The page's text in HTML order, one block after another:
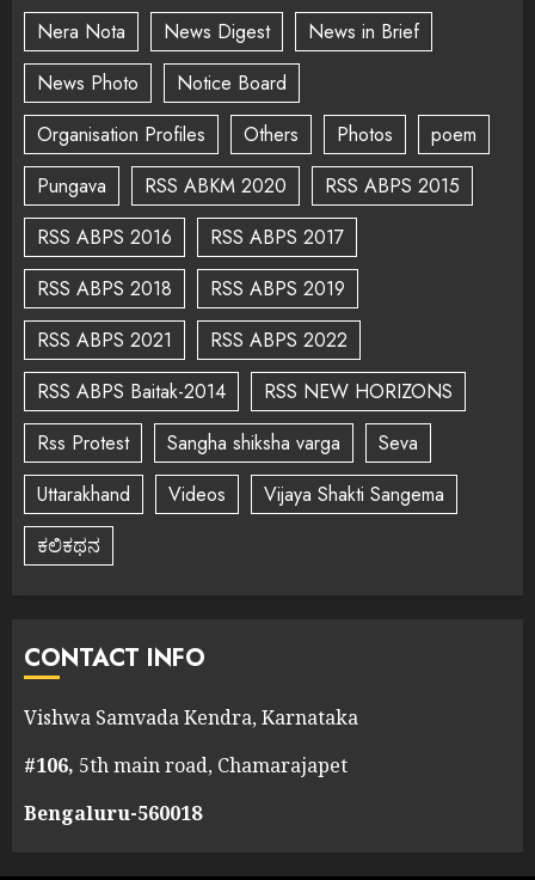
Nera Nota
News Digest
News in Brief
News Photo
Notice Board
Organisation Profiles
Others Photos
poem
Pungava
RSS ABKM 2020
RSS ABPS 2015
RSS ABPS 2016
RSS ABPS 2017
RSS ABPS 2018
RSS ABPS 2019
RSS ABPS 2021
RSS ABPS 2022
RSS ABPS Baitak-2014
RSS NEW HORIZONS
Rss Protest
Sangha shiksha varga
Seva
Uttarakhand
Videos
Vijaya Shakti Sangema
ಕಲಿಕಥನ
CONTACT INFO
Vishwa Samvada Kendra, Karnataka
#106, 5th main road, Chamarajapet
Bengaluru-560018